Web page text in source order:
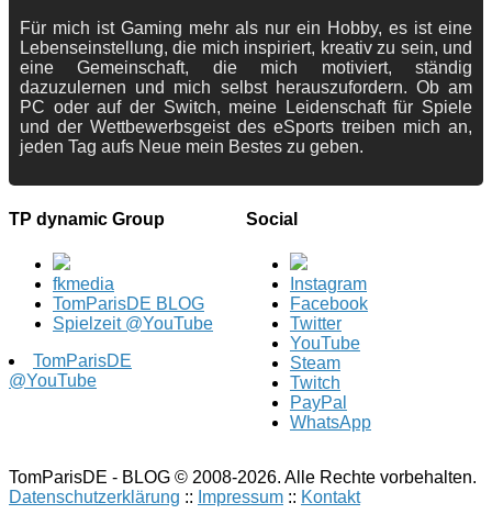
Für mich ist Gaming mehr als nur ein Hobby, es ist eine
Lebenseinstellung, die mich inspiriert, kreativ zu sein, und
eine Gemeinschaft, die mich motiviert, ständig
dazuzulernen und mich selbst herauszufordern. Ob am
PC oder auf der Switch, meine Leidenschaft für Spiele
und der Wettbewerbsgeist des eSports treiben mich an,
jeden Tag aufs Neue mein Bestes zu geben.
TP dynamic Group
fkmedia
TomParisDE BLOG
Spielzeit @YouTube
TomParisDE
@YouTube
Social
Instagram
Facebook
Twitter
YouTube
Steam
Twitch
PayPal
WhatsApp
TomParisDE - BLOG © 2008-2026. Alle Rechte vorbehalten.
Datenschutzerklärung :: Impressum :: Kontakt